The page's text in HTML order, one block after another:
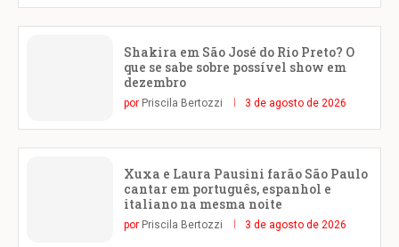
Shakira em São José do Rio Preto? O
que se sabe sobre possível show em
dezembro
por Priscila Bertozzi 3 de agosto de 2026
Xuxa e Laura Pausini farão São Paulo
cantar em português, espanhol e
italiano na mesma noite
por Priscila Bertozzi 3 de agosto de 2026